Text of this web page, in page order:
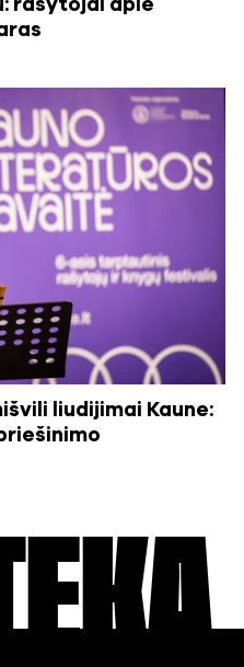
rašytojai apie
liudijimai Kaune: